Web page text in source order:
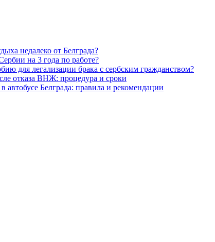
недалеко от Белграда?
на 3 года по работе?
для легализации брака с сербским гражданством?
отказа ВНЖ: процедура и сроки
Белграда: правила и рекомендации